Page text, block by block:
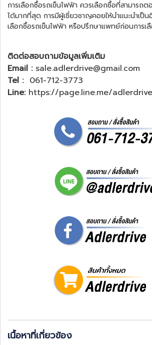
การเลือกซื้อรถเข็นไฟฟ้า ควรเลือกซื้อที่สามารถ
ได้มากที่สุด การมีผู้เชี่ยวชาญคอยให้นำแนะนำเป็
เลือกซื้อรถเข็นไฟฟ้า หรือปรึกษาแพทย์ก่อนการเ
ติดต่อสอบถามข้อมูลเพิ่มเติม
Email : sale.adlerdrive@gmail.com
Tel : 061-712-3773
Line: https://page.line.me/adlerdrive
เนื้อหาที่เกี่ยวข้อง